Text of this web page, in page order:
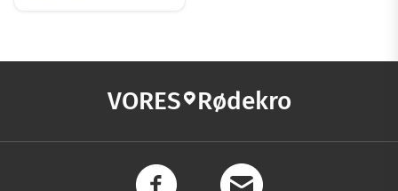
VORES Rødekro